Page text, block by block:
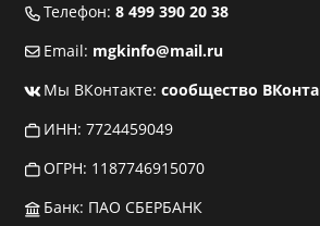
Телефон: 8 499 390 20 38
Email: mgkinfo@mail.ru
Мы ВКонтакте: сообщество
ИНН: 7724459049
ОГРН: 1187746915070
Банк: ПАО СБЕРБАНК